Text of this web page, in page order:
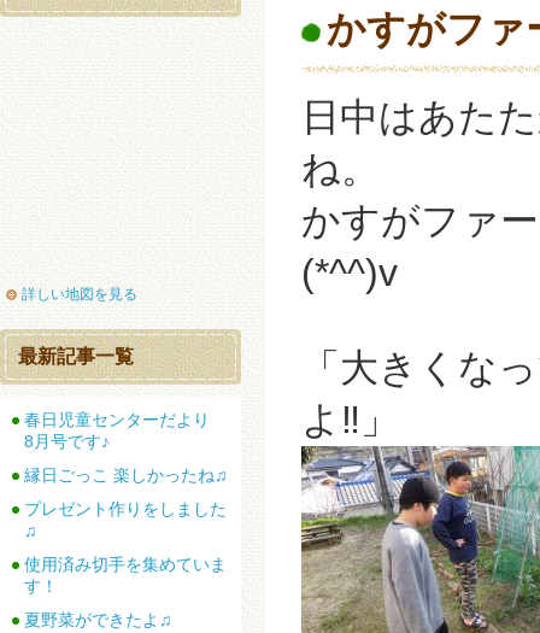
かすがファ
日中はあた
ね。
かすがファ
(*^^)v
「大きくな
よ‼」
詳しい地図を見る
最新記事一覧
春日児童センターだより
8月号です♪
縁日ごっこ 楽しかったね♫
プレゼント作りをしました
♫
使用済み切手を集めていま
す！
夏野菜ができたよ♫